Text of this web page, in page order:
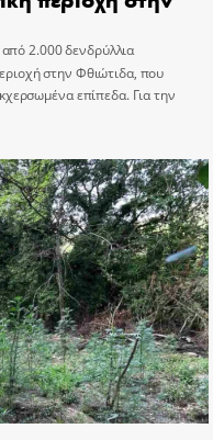
2.000 δενδρύλλια
στην Φθιώτιδα, που
επίπεδα. Για την